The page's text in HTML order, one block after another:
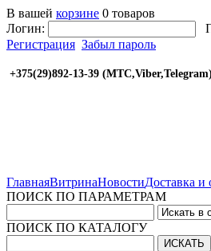
В вашей корзине 0 товаров
Логин:
Регистрация Забыл пароль
+375(29)892-13-39
ГлавнаяВитринаНовостиДоставка и
ПОИСК ПО ПАРАМЕТРАМ
ПОИСК ПО КАТАЛОГУ